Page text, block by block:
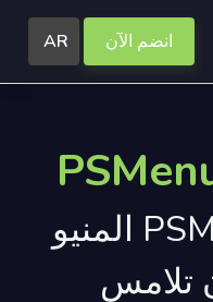
انضم الآن AR
PSMenu QR SCAN المنيو
تلامس